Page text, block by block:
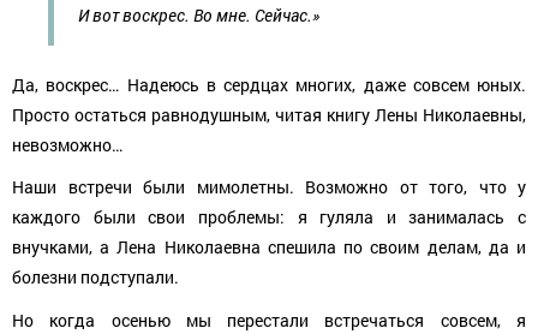
И вот воскрес. Во мне. Сейчас.»
Да, воскрес… Надеюсь в сердцах многих, даже совсем юных.
Просто остаться равнодушным, читая книгу Лены Николаевны,
невозможно…
Наши встречи были мимолетны. Возможно от того, что у
каждого были свои проблемы: я гуляла и занималась с
внучками, а Лена Николаевна спешила по своим делам, да и
болезни подступали.
Но когда осенью мы перестали встречаться совсем, я